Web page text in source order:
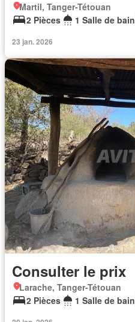
Martil, Tanger-Tétouan
2 Pièces
1 Salle de bain
23 jan. 2026
Consulter le prix
Larache, Tanger-Tétouan
2 Pièces
1 Salle de bain